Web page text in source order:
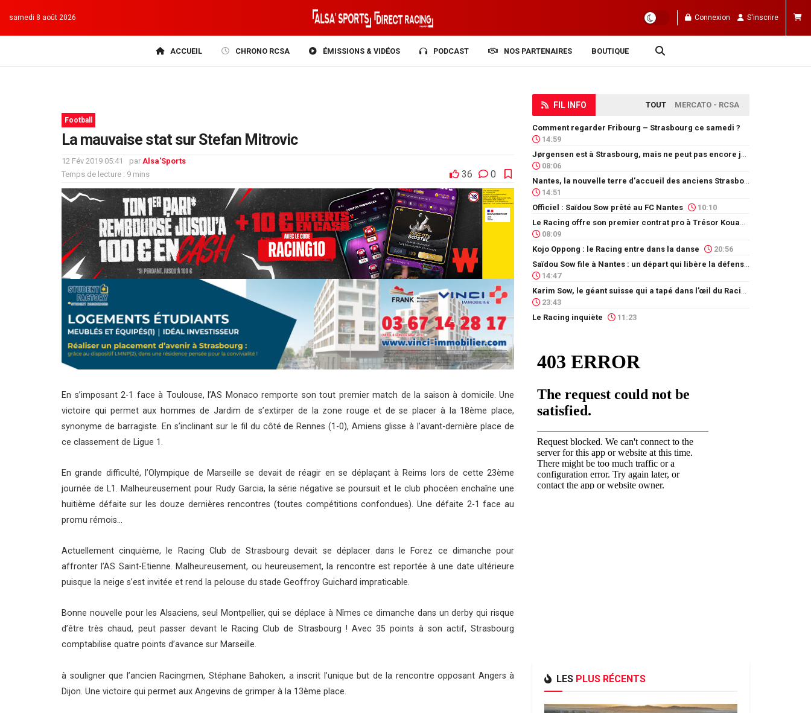
samedi 8 août 2026 Connexion S'inscrire
ACCUEIL CHRONO RCSA ÉMISSIONS & VIDÉOS PODCAST NOS PARTENAIRES BOUTIQUE
Football
La mauvaise stat sur Stefan Mitrovic
12 Fév 2019 05:41 par Alsa'Sports
Temps de lecture : 9 mins
36 0
En s’imposant 2-1 face à Toulouse, l’AS Monaco remporte son tout premier match de la saison à domicile. Une
victoire qui permet aux hommes de Jardim de s’extirper de la zone rouge et de se placer à la 18ème place,
synonyme de barragiste. En s’inclinant sur le fil du côté de Rennes (1-0), Amiens glisse à l’avant-dernière place de
ce classement de Ligue 1.
En grande difficulté, l’Olympique de Marseille se devait de réagir en se déplaçant à Reims lors de cette 23ème
journée de L1. Malheureusement pour Rudy Garcia, la série négative se poursuit et le club phocéen enchaîne une
huitième défaite sur les douze dernières rencontres (toutes compétitions confondues). Une défaite 2-1 face au
promu rémois…
Actuellement cinquième, le Racing Club de Strasbourg devait se déplacer dans le Forez ce dimanche pour
affronter l’AS Saint-Etienne. Malheureusement, ou heureusement, la rencontre est reportée à une date ultérieure
puisque la neige s’est invitée et rend la pelouse du stade Geoffroy Guichard impraticable.
Bonne nouvelle pour les Alsaciens, seul Montpellier, qui se déplace à Nîmes ce dimanche dans un derby qui risque
d’être très chaud, peut passer devant le Racing Club de Strasbourg ! Avec 35 points à son actif, Strasbourg
comptabilise quatre points d’avance sur Marseille.
à souligner que l’ancien Racingmen, Stéphane Bahoken, a inscrit l’unique but de la rencontre opposant Angers à
Dijon. Une victoire qui permet aux Angevins de grimper à la 13ème place.
FIL INFO TOUT MERCATO - RCSA
Comment regarder Fribourg – Strasbourg ce samedi ?
14:59
08:06
14:51
Officiel : Saïdou Sow prêté au FC Nantes
10:10
08:09
Kojo Oppong : le Racing entre dans la danse
20:56
14:47
23:43
Le Racing inquiète
11:23
LES PLUS RÉCENTS